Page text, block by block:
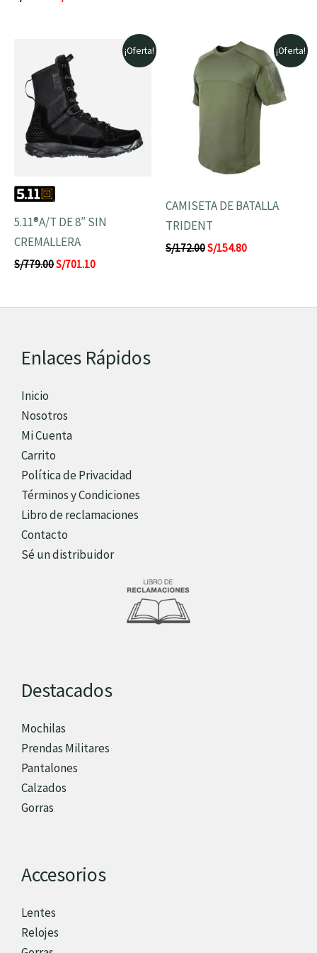
¡Oferta!
5.11®A/T DE 8″ SIN
CREMALLERA
S/779.00
precio
original
era:
S/779.00.
S/701.10
precio
¡Oferta!
CAMISETA DE BATALLA
TRIDENT
S/172.00
precio
S/172.00.
S/154.80
El
precio
actual
es:
S/154.80.
Enlaces Rápidos
Inicio
Nosotros
Mi Cuenta
Carrito
Política de Privacidad
Términos y Condiciones
Libro de reclamaciones
Contacto
Sé un distribuidor
Destacados
Mochilas
Prendas Militares
Pantalones
Calzados
Gorras
Accesorios
Lentes
Relojes